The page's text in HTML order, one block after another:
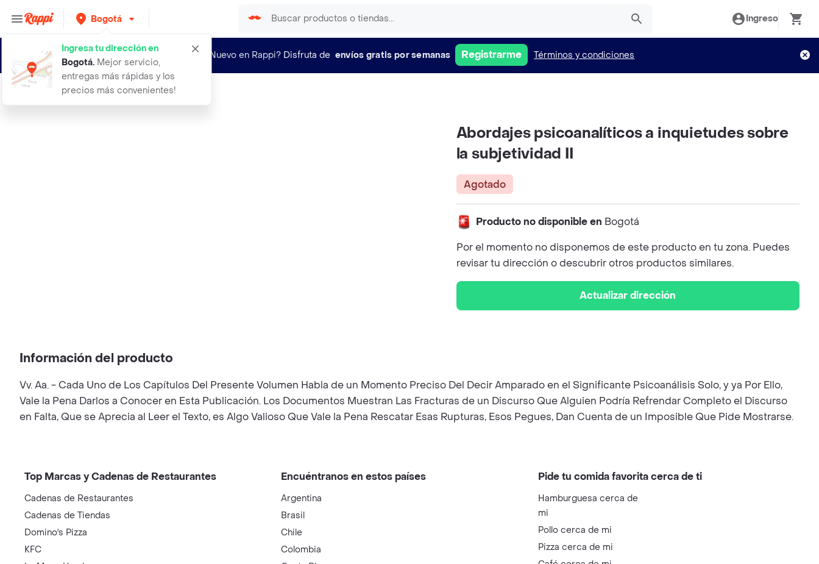
Bogotá
Ingresa tu dirección en
Bogotá. Mejor servicio,
entregas más rápidas y los
precios más convenientes!
Ingreso
¿Nuevo en Rappi? Disfruta de envíos gratis por semanas Registrarme Términos y condiciones
abordajes psicoanaliticos a inquiet
Abordajes psicoanalíticos a inquietudes sobre
la subjetividad II
Agotado
Producto no disponible en Bogotá
Por el momento no disponemos de este producto en tu zona. Puedes
revisar tu dirección o descubrir otros productos similares.
Actualizar dirección
Información del producto
Vv. Aa. - Cada Uno de Los Capítulos Del Presente Volumen Habla de un Momento Preciso Del Decir Amparado en el Significante Psicoanálisis Solo, y ya Por Ello,
Vale la Pena Darlos a Conocer en Esta Publicación. Los Documentos Muestran Las Fracturas de un Discurso Que Alguien Podría Refrendar Completo el Discurso
en Falta, Que se Aprecia al Leer el Texto, es Algo Valioso Que Vale la Pena Rescatar Esas Rupturas, Esos Pegues, Dan Cuenta de un Imposible Que Pide Mostrarse.
Top Marcas y Cadenas de Restaurantes
Cadenas de Restaurantes
Cadenas de Tiendas
Domino's Pizza
KFC
Encuéntranos en estos países
Argentina
Brasil
Chile
Colombia
Pide tu comida favorita cerca de ti
Hamburguesa cerca de
mi
Pollo cerca de mi
Pizza cerca de mi